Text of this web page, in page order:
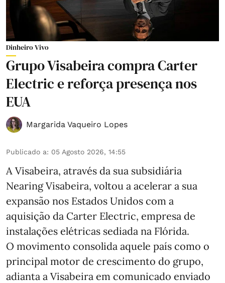
Dinheiro Vivo
Grupo Visabeira compra Carter
Electric e reforça presença nos
EUA
Margarida Vaqueiro Lopes
Publicado a: 05 Agosto 2026, 14:55
A Visabeira, através da sua subsidiária
Nearing Visabeira, voltou a acelerar a sua
expansão nos Estados Unidos com a
aquisição da Carter Electric, empresa de
instalações elétricas sediada na Flórida.
O movimento consolida aquele país como o
principal motor de crescimento do grupo,
adianta a Visabeira em comunicado enviado